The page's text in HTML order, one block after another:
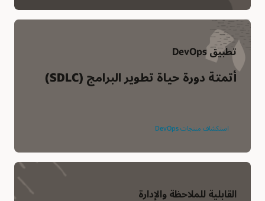
تطبيق DevOps
أتمتة دورة حياة تطوير البرامج (SDLC)
استكشاف منتجات DevOps
القابلية للملاحظة والإدارة